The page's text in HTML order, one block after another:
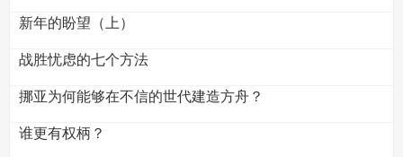
新年的盼望（上）
战胜忧虑的七个方法
挪亚为何能够在不信的世代建造方舟？
谁更有权柄？